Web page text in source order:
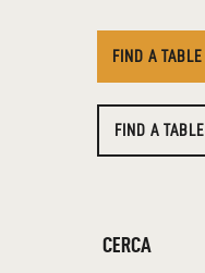
FIND A TABLE
FIND A TABLE
CERCA